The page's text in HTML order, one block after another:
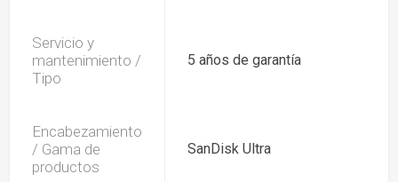
Servicio y
mantenimiento /
Tipo
5 años de garantía
Encabezamiento
/ Gama de
productos
SanDisk Ultra